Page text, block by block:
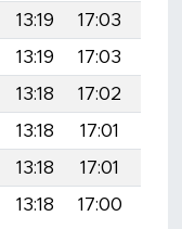
13:19 17:03
13:19 17:03
13:18 17:02
13:18 17:01
13:18 17:01
13:18 17:00